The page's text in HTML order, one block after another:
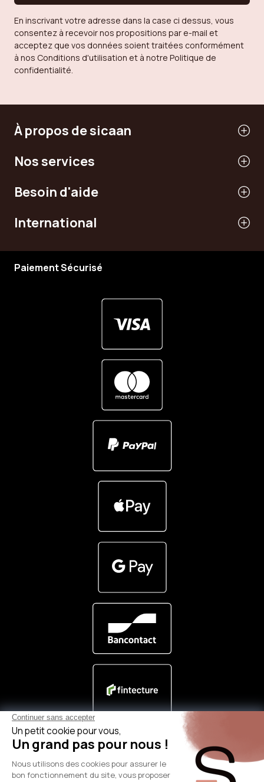
En inscrivant votre adresse dans la case ci dessus, vous
consentez à recevoir nos propositions par e-mail et
acceptez que vos données soient traitées conformément
à nos Conditions d'utilisation et à notre Politique de
confidentialité.
À propos de sicaan
Nos services
Besoin d'aide
International
Paiement Sécurisé